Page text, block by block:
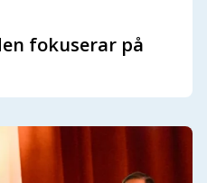
fokuserar på